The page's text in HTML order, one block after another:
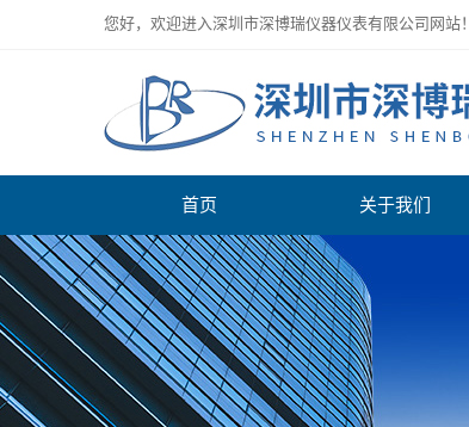
您好，欢迎进入深圳市深博瑞仪器仪表有限公司网站！
首页 关于我们